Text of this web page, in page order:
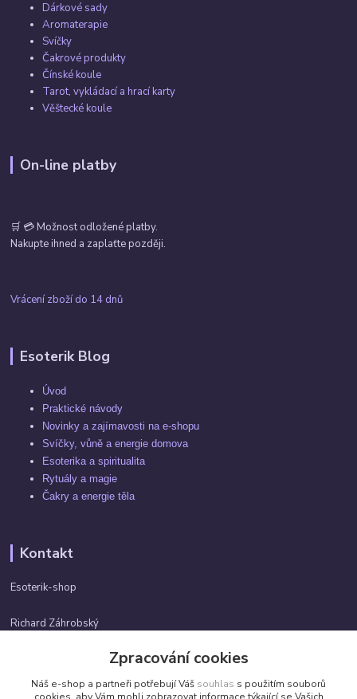
Dárkové sady
Aromaterapie
Svíčky
Čakrové produkty
Čínské koule
Tarot, vykládací a hrací karty
Věštecké koule
On-line platby
🛒 💳 Možnost odložené platby.
Nakupte ihned a zaplaťte později.
Vrácení zboží do 14 dnů
Esoterik Blog
Úvod
Praktické návody
Novinky a zajímavosti na e-shopu
Svíčky, vůně a energie domova
Esoterika a spiritualita
Rytuály a magie
Čakry a energie těla
Kontakt
Esoterik-shop
Richard Záhrobský
info@esoterik-shop.cz
Zpracování cookies
Náš e-shop a partneři potřebují Váš souhlas s použitím souborů